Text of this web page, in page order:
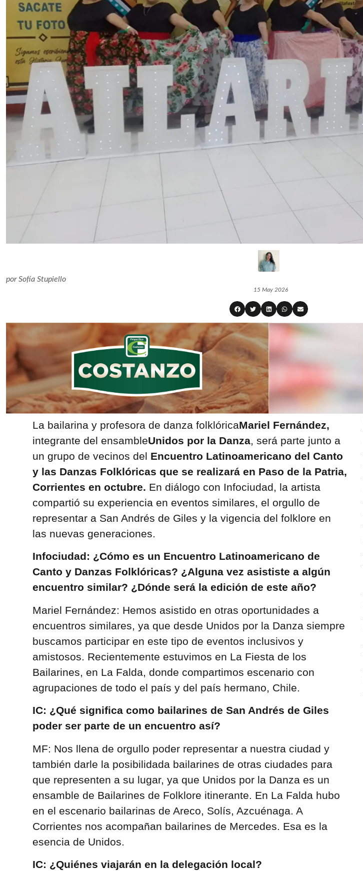
porSofía Stupiello
15 May 2026
La bailarina y profesora de danza folklóricaMariel Fernández,
integrante del ensambleUnidos por la Danza, será parte junto a
un grupo de vecinos del Encuentro Latinoamericano del Canto
y las Danzas Folklóricas que se realizará en Paso de la Patria,
Corrientes en octubre. En diálogo con Infociudad, la artista
compartió su experiencia en eventos similares, el orgullo de
representar a San Andrés de Giles y la vigencia del folklore en
las nuevas generaciones.
Infociudad: ¿Cómo es un Encuentro Latinoamericano de
Canto y Danzas Folklóricas? ¿Alguna vez asististe a algún
encuentro similar? ¿Dónde será la edición de este año?
Mariel Fernández: Hemos asistido en otras oportunidades a
encuentros similares, ya que desde Unidos por la Danza siempre
buscamos participar en este tipo de eventos inclusivos y
amistosos. Recientemente estuvimos en La Fiesta de los
Bailarines, en La Falda, donde compartimos escenario con
agrupaciones de todo el país y del país hermano, Chile.
IC: ¿Qué significa como bailarines de San Andrés de Giles
poder ser parte de un encuentro así?
MF: Nos llena de orgullo poder representar a nuestra ciudad y
también darle la posibilidada bailarines de otras ciudades para
que representen a su lugar, ya que Unidos por la Danza es un
ensamble de Bailarines de Folklore itinerante. En La Falda hubo
en el escenario bailarinas de Areco, Solís, Azcuénaga. A
Corrientes nos acompañan bailarines de Mercedes. Esa es la
esencia de Unidos.
IC: ¿Quiénes viajarán en la delegación local?